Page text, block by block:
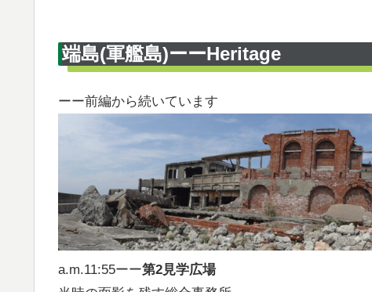
端島(軍艦島)ーーHeritage
ーー前編から続いています
a.m.11:55ーー第2見学広場